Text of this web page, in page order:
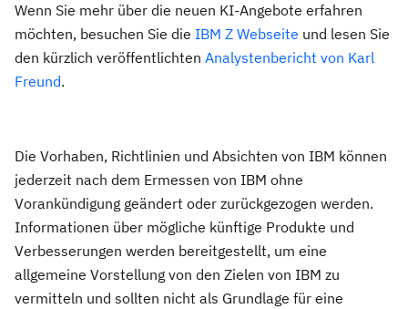
Wenn Sie mehr über die neuen KI-Angebote erfahren
möchten, besuchen Sie die IBM Z Webseite und lesen Sie
den kürzlich veröffentlichten Analystenbericht von Karl
Freund.
Die Vorhaben, Richtlinien und Absichten von IBM können
jederzeit nach dem Ermessen von IBM ohne
Vorankündigung geändert oder zurückgezogen werden.
Informationen über mögliche künftige Produkte und
Verbesserungen werden bereitgestellt, um eine
allgemeine Vorstellung von den Zielen von IBM zu
vermitteln und sollten nicht als Grundlage für eine